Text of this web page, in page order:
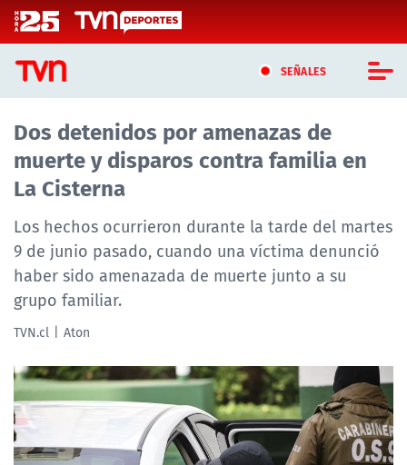
Click acá para ir directamente al contenido
SEÑALES
CASTING MASTERCHEF CHILE
CASTING TVN VERTICAL
TVN VERTICAL
TVN PLAY
PROGRAMAS
NTV
ACTUALIDAD Y TENDENCIAS
Dos detenidos por amenazas de
muerte y disparos contra familia en
La Cisterna
Los hechos ocurrieron durante la tarde del martes
9 de junio pasado, cuando una víctima denunció
haber sido amenazada de muerte junto a su
grupo familiar.
TVN.cl Aton